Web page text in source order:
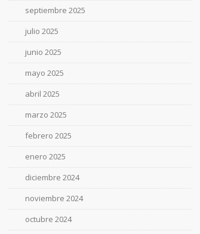
septiembre 2025
julio 2025
junio 2025
mayo 2025
abril 2025
marzo 2025
febrero 2025
enero 2025
diciembre 2024
noviembre 2024
octubre 2024